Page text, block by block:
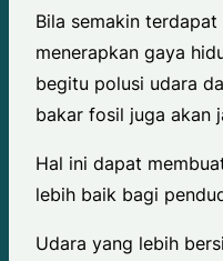
Bila semakin
menerapkan gaya
begitu polusi udara
bakar fosil juga akan
Hal ini dapat
lebih baik bagi
Udara yang lebih